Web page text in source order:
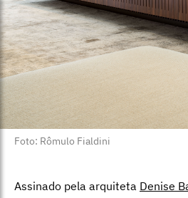
Foto: Rômulo Fialdini
Assinado pela arquiteta Denise